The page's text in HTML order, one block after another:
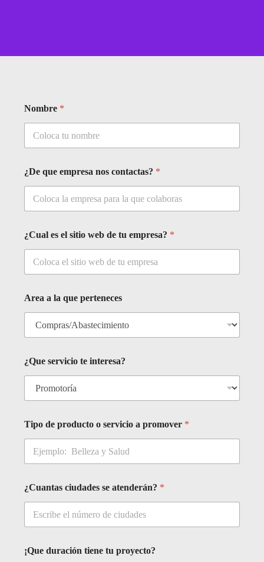
Nombre *
¿De que empresa nos contactas? *
¿Cual es el sitio web de tu empresa? *
Area a la que perteneces
a
N
m
r
e
¿Que servicio te interesa?
Tipo de producto o servicio a promover *
¿Cuantas ciudades se atenderán? *
¡Que duración tiene tu proyecto?